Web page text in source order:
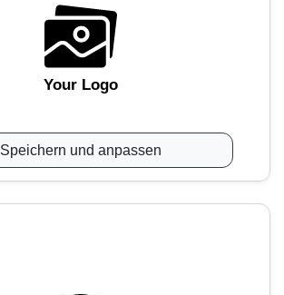
Your Logo
Speichern und anpassen